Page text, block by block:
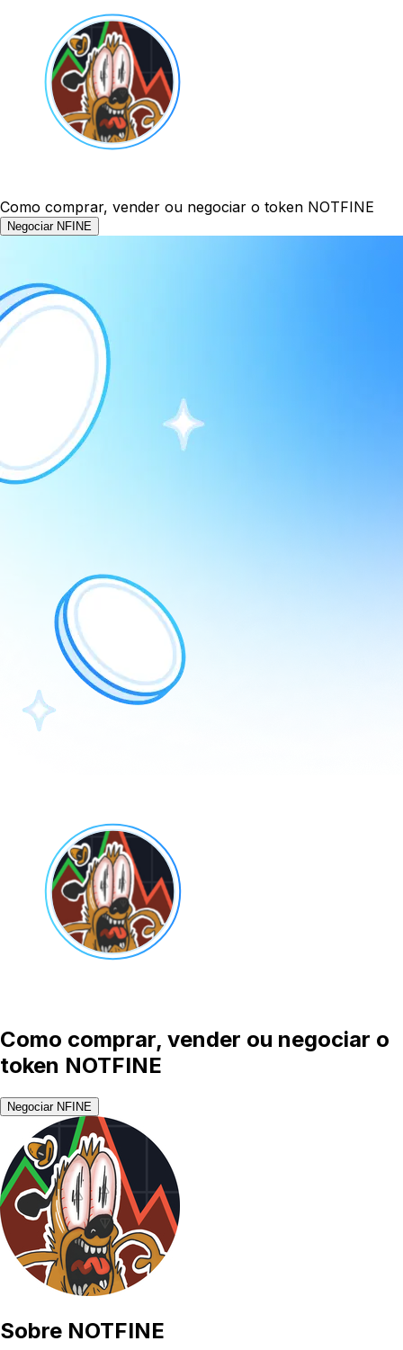
Como comprar, vender ou negociar o token NOTFINE
Negociar NFINE
Como comprar, vender ou negociar o
token NOTFINE
Negociar NFINE
Sobre NOTFINE